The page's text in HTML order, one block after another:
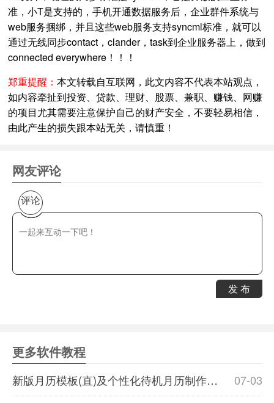
准，小T是支持的，手机开通数据服务后，企业群件系统与
web服务捆绑，并且这些web服务支持syncml标准，就可以
通过无线同步contact，clander，task到企业服务器上，做到
connected everywhere！！！
郑重提醒： 本文转载自互联网，此文内容不代表本站观点，
如内容牵扯到投资、贷款、理财、股票、兼职、赚钱、网赚
的项目尤其需要注意保护自己的财产安全，不要轻易相信，
由此产生的损失跟本站无关，请慎重！
网友评论
评论
发 布
更多软件教程
07-03
新版月历模板(直)及个性化待机月历制作详解